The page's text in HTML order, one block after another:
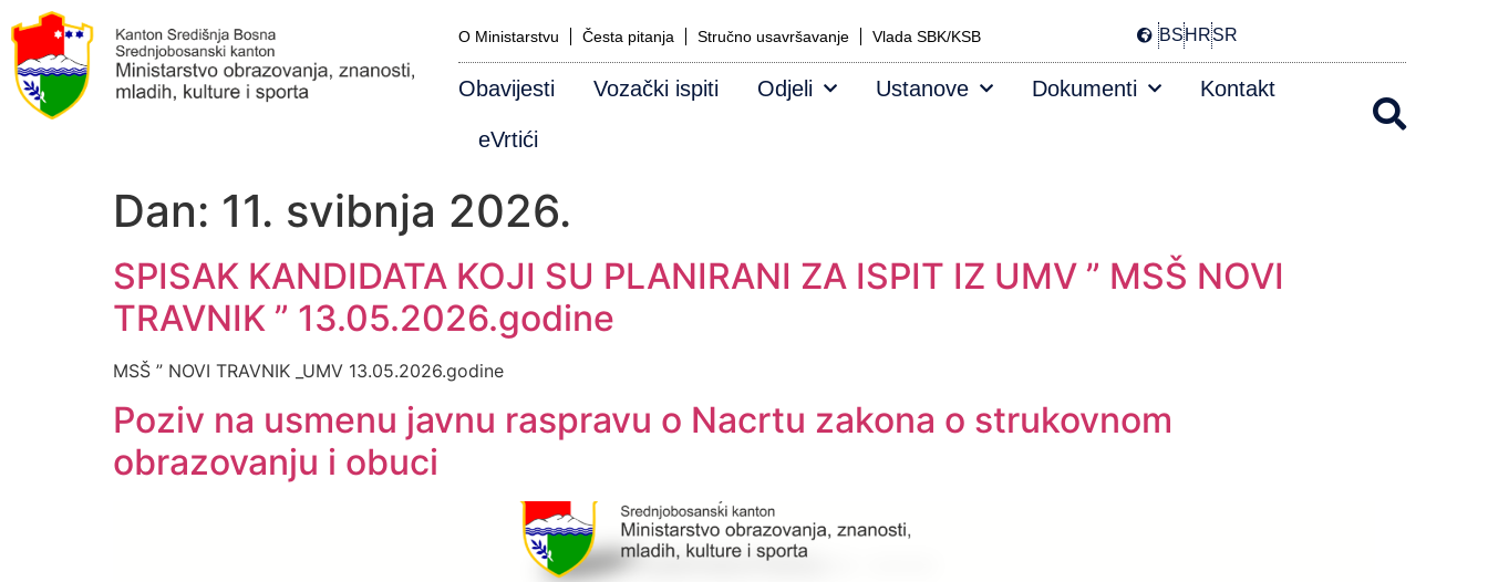
O Ministarstvu Česta pitanja Stručno usavršavanje Vlada SBK/KSB BSHRSR
Obavijesti Vozački ispiti Odjeli Ustanove Dokumenti Kontakt
eVrtići
Dan: 11. svibnja 2026.
SPISAK KANDIDATA KOJI SU PLANIRANI ZA ISPIT IZ UMV ” MSŠ NOVI
TRAVNIK ” 13.05.2026.godine
MSŠ ” NOVI TRAVNIK _UMV 13.05.2026.godine
Poziv na usmenu javnu raspravu o Nacrtu zakona o strukovnom
obrazovanju i obuci